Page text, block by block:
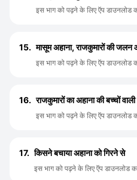
इस भाग को पढ़ने के लिए ऍप डाउनलोड
15. मासूम अहाना, राजकुमारों की जलन
इस भाग को पढ़ने के लिए ऍप डाउनलोड
16. राजकुमारों का अहाना की बच्चों
इस भाग को पढ़ने के लिए ऍप डाउनलोड
17. किसने बचाया अहाना को गिरने से
इस भाग को पढ़ने के लिए ऍप डाउनलोड